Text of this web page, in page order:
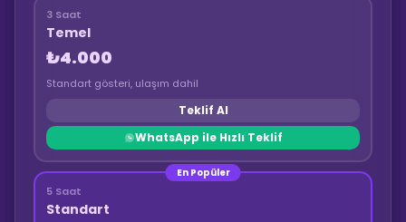
3 Saat
Temel
₺4.000
Standart gösteri, ulaşım dahil
Teklif Al
WhatsApp ile Hızlı Teklif
En Popüler
5 Saat
Standart